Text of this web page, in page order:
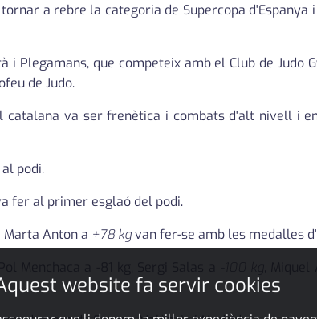
a rebre la categoria de Supercopa
Plegamans, que competeix amb el Club de Judo
de Judo.
va ser frenètica i combats d'alt nivell i
podi.
fer al primer esglaó del podi.
Marta Anton a +78 kgvan fer-se amb les medalles
website fa servir cookies